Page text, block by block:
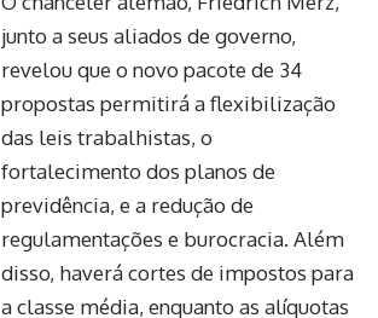
junto a seus aliados de governo,
revelou que o novo pacote de 34
propostas permitirá a flexibilização
das leis trabalhistas, o
fortalecimento dos planos de
previdência, e a redução de
regulamentações e burocracia. Além
disso, haverá cortes de impostos para
a classe média, enquanto as alíquotas